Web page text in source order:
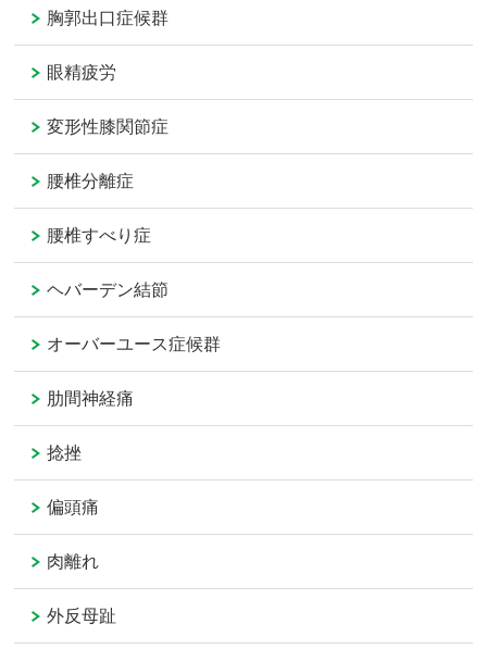
胸郭出口症候群
眼精疲労
変形性膝関節症
腰椎分離症
腰椎すべり症
ヘバーデン結節
オーバーユース症候群
肋間神経痛
捻挫
偏頭痛
肉離れ
外反母趾